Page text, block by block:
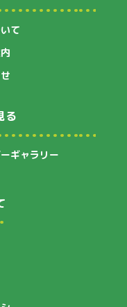
て
る
ギャラリー